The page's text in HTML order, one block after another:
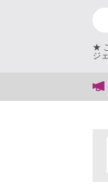
★
ジ
【大阪地検